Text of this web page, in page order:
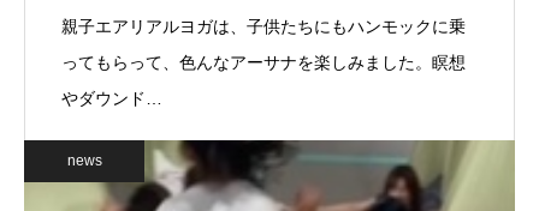
親子エアリアルヨガは、子供たちにもハンモックに乗
ってもらって、色んなアーサナを楽しみました。瞑想
やダウンド…
news